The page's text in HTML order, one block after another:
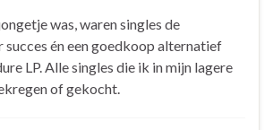
was, waren singles de
én een goedkoop alternatief
LP. Alle singles die ik in mijn lagere
of gekocht.